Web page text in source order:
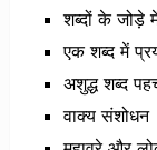
शब्दों के जोड़े
एक शब्द में
अशुद्ध शब्द
वाक्य संशोधन